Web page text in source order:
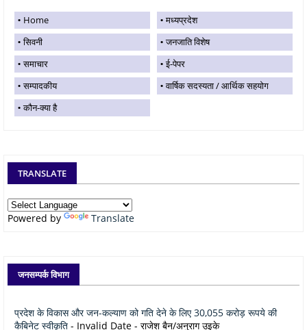
Home
मध्यप्रदेश
सिवनी
जनजाति विशेष
समाचार
ई-पेपर
सम्पादकीय
वार्षिक सदस्यता / आर्थिक सहयोग
कौन-क्या है
TRANSLATE
Powered by Translate
जनसम्पर्क विभाग
प्रदेश के विकास और जन-कल्याण को गति देने के लिए 30,055 करोड़ रूपये की
कैबिनेट स्वीकृति - Invalid Date - राजेश बैन/अनुराग उइके